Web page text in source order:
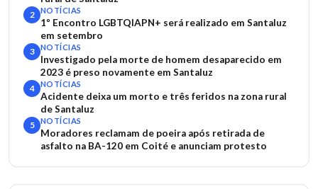
2 NOTÍCIAS
1º Encontro LGBTQIAPN+ será realizado em Santaluz
em setembro
3 NOTÍCIAS
Investigado pela morte de homem desaparecido em
2023 é preso novamente em Santaluz
4 NOTÍCIAS
Acidente deixa um morto e três feridos na zona rural
de Santaluz
5 NOTÍCIAS
Moradores reclamam de poeira após retirada de
asfalto na BA-120 em Coité e anunciam protesto